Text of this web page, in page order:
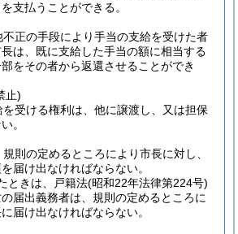
支払うことができる。
不正の手段により手当の支給を受けた者
は、既に支給した手当の額に相当する
をその者から返還させることができ
止)
を受ける権利は、他に譲渡し、又は担保
。
則の定めるところにより市長に対し、
届け出なければならない。
ときは、戸籍法(昭和22年法律第224号)
届出義務者は、規則の定めるところに
届け出なければならない。